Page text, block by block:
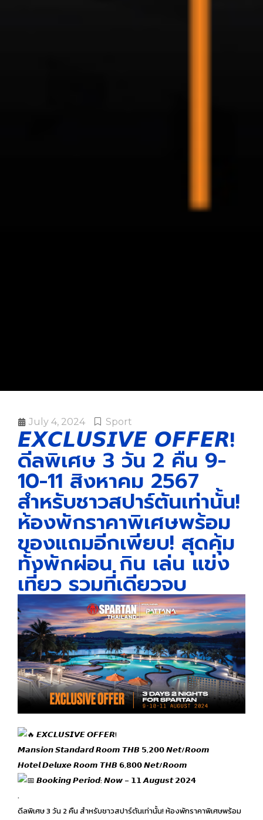
July 4, 2024 Sport
𝙀𝙓𝘾𝙇𝙐𝙎𝙄𝙑𝙀 𝙊𝙁𝙁𝙀𝙍!
ดีลพิเศษ 3 วัน 2 คืน 9-
10-11 สิงหาคม 2567
สำหรับชาวสปาร์ตันเท่านั้น!
ห้องพักราคาพิเศษพร้อม
ของแถมอีกเพียบ! สุดคุ้ม
ทั้งพักผ่อน กิน เล่น แข่ง
เที่ยว รวมที่เดียวจบ
𝙀𝙓𝘾𝙇𝙐𝙎𝙄𝙑𝙀 𝙊𝙁𝙁𝙀𝙍!
𝙈𝙖𝙣𝙨𝙞𝙤𝙣 𝙎𝙩𝙖𝙣𝙙𝙖𝙧𝙙 𝙍𝙤𝙤𝙢 𝙏𝙃𝘽 𝟱,𝟮𝟬𝟬 𝙉𝙚𝙩/𝙍𝙤𝙤𝙢
𝙃𝙤𝙩𝙚𝙡 𝘿𝙚𝙡𝙪𝙭𝙚 𝙍𝙤𝙤𝙢 𝙏𝙃𝘽 𝟲,𝟴𝟬𝟬 𝙉𝙚𝙩/𝙍𝙤𝙤𝙢
𝘽𝙤𝙤𝙠𝙞𝙣𝙜 𝙋𝙚𝙧𝙞𝙤𝙙: 𝙉𝙤𝙬 – 𝟭𝟭 𝘼𝙪𝙜𝙪𝙨𝙩 𝟮𝟬𝟮𝟰
.
ดีลพิเศษ 3 วัน 2 คืน สำหรับชาวสปาร์ตันเท่านั้น! ห้องพักราคาพิเศษพร้อม